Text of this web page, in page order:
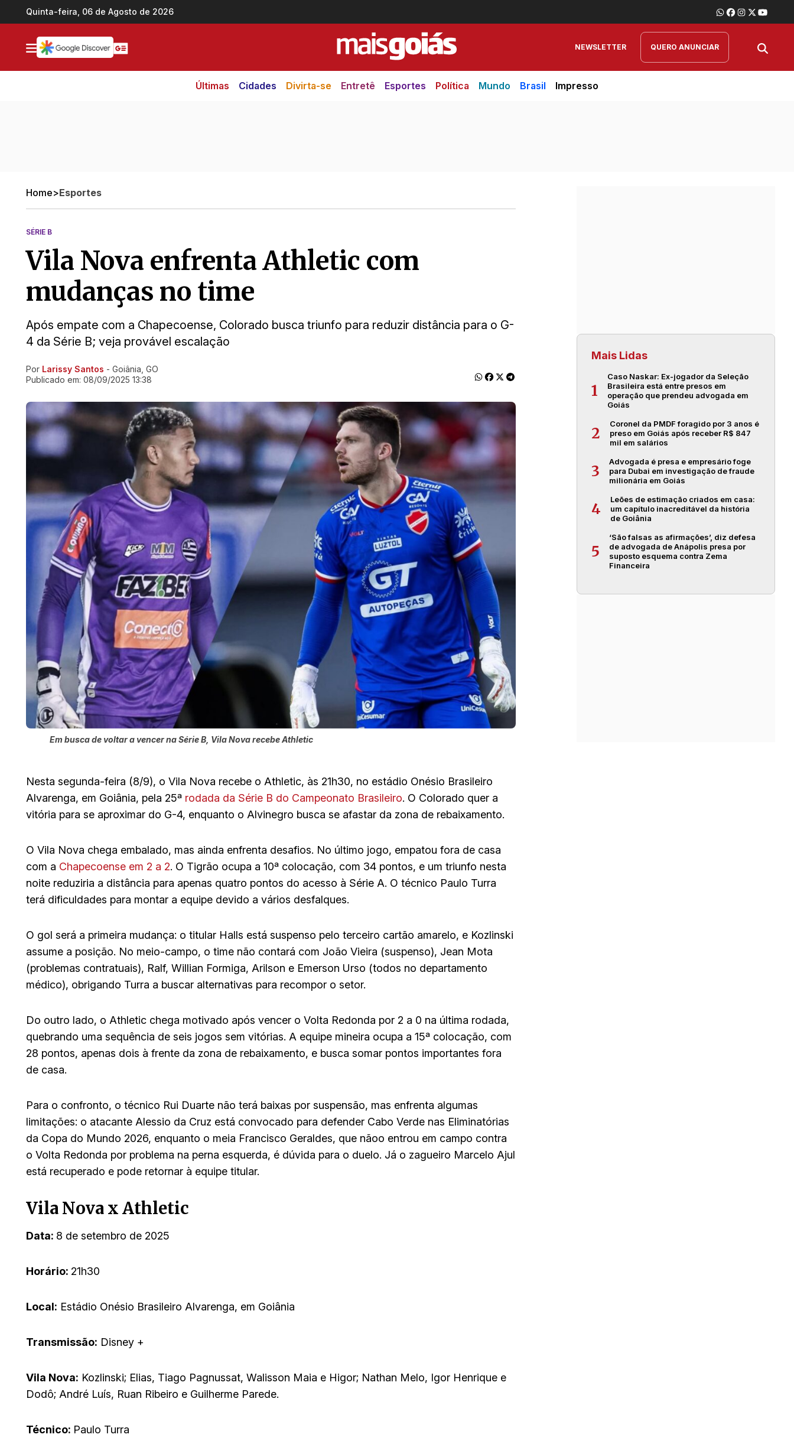
Ir direto pro conteúdo
Quinta-feira, 06 de Agosto de 2026
NEWSLETTER QUERO ANUNCIAR
Últimas Cidades Divirta-se Entretê Esportes Política Mundo Brasil Impresso
Home>Esportes
SÉRIE B
Vila Nova enfrenta Athletic com
mudanças no time
Após empate com a Chapecoense, Colorado busca triunfo para reduzir distância para o G-
4 da Série B; veja provável escalação
Ir direto pra matéria
Por Larissy Santos - Goiânia, GO
Publicado em: 08/09/2025 13:38
Em busca de voltar a vencer na Série B, Vila Nova recebe Athletic
Nesta segunda-feira (8/9), o Vila Nova recebe o Athletic, às 21h30, no estádio Onésio Brasileiro
Alvarenga, em Goiânia, pela 25ª rodada da Série B do Campeonato Brasileiro. O Colorado quer a
vitória para se aproximar do G-4, enquanto o Alvinegro busca se afastar da zona de rebaixamento.
O Vila Nova chega embalado, mas ainda enfrenta desafios. No último jogo, empatou fora de casa
com a Chapecoense em 2 a 2. O Tigrão ocupa a 10ª colocação, com 34 pontos, e um triunfo nesta
noite reduziria a distância para apenas quatro pontos do acesso à Série A. O técnico Paulo Turra
terá dificuldades para montar a equipe devido a vários desfalques.
O gol será a primeira mudança: o titular Halls está suspenso pelo terceiro cartão amarelo, e Kozlinski
assume a posição. No meio-campo, o time não contará com João Vieira (suspenso), Jean Mota
(problemas contratuais), Ralf, Willian Formiga, Arilson e Emerson Urso (todos no departamento
médico), obrigando Turra a buscar alternativas para recompor o setor.
Do outro lado, o Athletic chega motivado após vencer o Volta Redonda por 2 a 0 na última rodada,
quebrando uma sequência de seis jogos sem vitórias. A equipe mineira ocupa a 15ª colocação, com
28 pontos, apenas dois à frente da zona de rebaixamento, e busca somar pontos importantes fora
de casa.
Para o confronto, o técnico Rui Duarte não terá baixas por suspensão, mas enfrenta algumas
limitações: o atacante Alessio da Cruz está convocado para defender Cabo Verde nas Eliminatórias
da Copa do Mundo 2026, enquanto o meia Francisco Geraldes, que nãoo entrou em campo contra
o Volta Redonda por problema na perna esquerda, é dúvida para o duelo. Já o zagueiro Marcelo Ajul
está recuperado e pode retornar à equipe titular.
Vila Nova x Athletic
Data: 8 de setembro de 2025
Horário: 21h30
Local: Estádio Onésio Brasileiro Alvarenga, em Goiânia
Transmissão: Disney +
Vila Nova: Kozlinski; Elias, Tiago Pagnussat, Walisson Maia e Higor; Nathan Melo, Igor Henrique e
Dodô; André Luís, Ruan Ribeiro e Guilherme Parede.
Técnico: Paulo Turra
Mais Lidas
1
Caso Naskar: Ex-jogador da Seleção
Brasileira está entre presos em
operação que prendeu advogada em
Goiás
2
Coronel da PMDF foragido por 3 anos é
preso em Goiás após receber R$ 847
mil em salários
3
Advogada é presa e empresário foge
para Dubai em investigação de fraude
milionária em Goiás
4
Leões de estimação criados em casa:
um capítulo inacreditável da história
de Goiânia
5
‘São falsas as afirmações’, diz defesa
de advogada de Anápolis presa por
suposto esquema contra Zema
Financeira